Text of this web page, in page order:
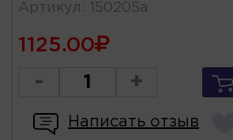
Артикул : 150205а
1125.00
- +
Написать отзыв